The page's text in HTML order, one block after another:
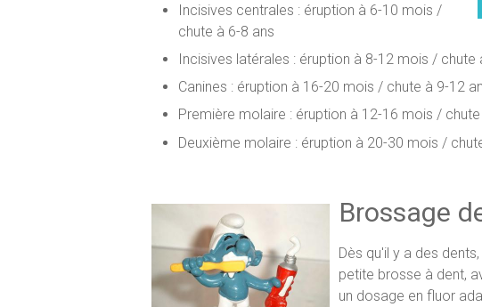
Incisives centrales : éruption à 6-10 mois /
chute à 6-8 ans
Incisives latérales : éruption à 8-12 mois / chute
Canines : éruption à 16-20 mois / chute à 9-12
Première molaire : éruption à 12-16 mois /
Deuxième molaire : éruption à 20-30 mois /
Brossage
Dès qu'il y a des
petite brosse à dent,
un dosage en fluor